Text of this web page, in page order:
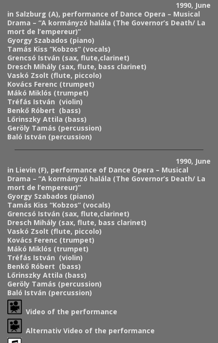
1990, June
in Salzburg (A), performance of Dance Opera – Musical
Drama – “A kormányzó halála (The Governor’s Death/ La
mort de l’empereur)”
Gyorgy Szabados (piano)
Tamás Kiss “Kobzos” (vocals)
Grencsó István (sax, flute,clarinet)
Dresch Mihály (sax, flute, bass clarinet)
Vaskó Zsolt (flute, piccolo)
Kovács Ferenc (trumpet)
Mákó Miklós (trumpet)
Tréfás István (violin)
Benkő Róbert (bass)
Lőrinszky Attila (bass)
Geröly Tamás (percussion)
Baló István (percussion)
1990, June
in Lievin (F), performance of Dance Opera – Musical
Drama – “A kormányzó halála (The Governor’s Death/ La
mort de l’empereur)”
Gyorgy Szabados (piano)
Tamás Kiss “Kobzos” (vocals)
Grencsó István (sax, flute,clarinet)
Dresch Mihály (sax, flute, bass clarinet)
Vaskó Zsolt (flute, piccolo)
Kovács Ferenc (trumpet)
Mákó Miklós (trumpet)
Tréfás István (violin)
Benkő Róbert (bass)
Lőrinszky Attila (bass)
Geröly Tamás (percussion)
Baló István (percussion)
Video of the performance
Alternativ Video of the performance